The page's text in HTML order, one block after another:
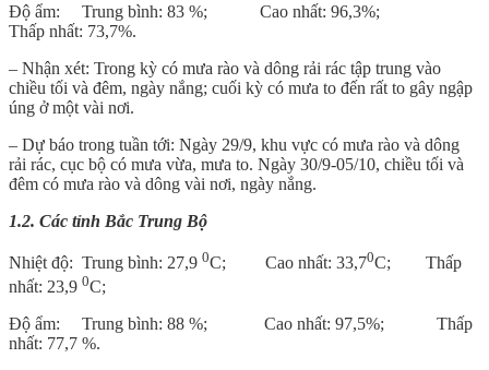
Độ ẩm: Trung bình: 83 %; Cao nhất: 96,3%;
Thấp nhất: 73,7%.
– Nhận xét: Trong kỳ có mưa rào và dông rải rác tập trung vào
chiều tối và đêm, ngày nắng; cuối kỳ có mưa to đến rất to gây ngập
úng ở một vài nơi.
– Dự báo trong tuần tới: Ngày 29/9, khu vực có mưa rào và dông
rải rác, cục bộ có mưa vừa, mưa to. Ngày 30/9-05/10, chiều tối và
đêm có mưa rào và dông vài nơi, ngày nắng.
1.2. Các tỉnh Bắc Trung Bộ
Nhiệt độ: Trung bình: 27,9 0C; Cao nhất: 33,70C; Thấp
nhất: 23,9 0C;
Độ ẩm: Trung bình: 88 %; Cao nhất: 97,5%; Thấp
nhất: 77,7 %.